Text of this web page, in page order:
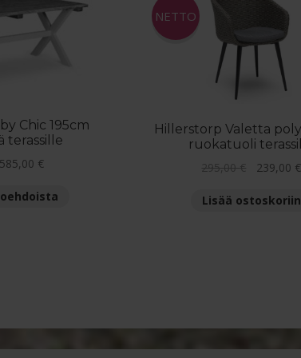
Chic 195cm
terassille
585,00 €
-
tuotteen
sivulla.
Hillerstorp Valetta
ruokatuoli
NETTO
295,00€
oli:
239,00 €
Lisää ostoskoriin